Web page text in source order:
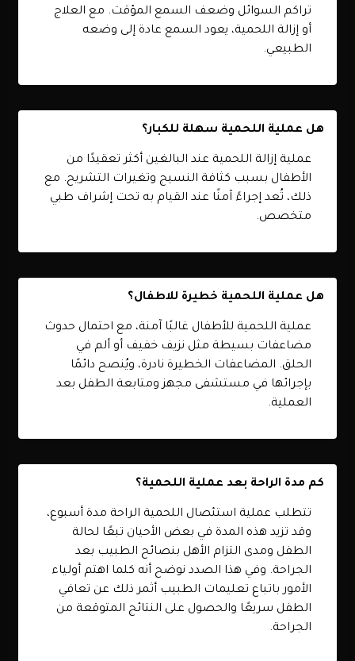
تراكم السوائل وضعف السمع المؤقت. مع العلاج
أو إزالة اللحمية، يعود السمع عادة إلى وضعه
الطبيعي.
هل عملية اللحمية سهلة للكبار؟
عملية إزالة اللحمية عند البالغين أكثر تعقيدًا من
الأطفال بسبب كثافة النسيج وتغيرات التشريح. مع
ذلك، تُعد إجراءً آمنًا عند القيام به تحت إشراف طبي
متخصص.
هل عملية اللحمية خطيرة للاطفال؟
عملية اللحمية للأطفال غالبًا آمنة، مع احتمال حدوث
مضاعفات بسيطة مثل نزيف خفيف أو ألم في
الحلق. المضاعفات الخطيرة نادرة، ويُنصح دائمًا
بإجرائها في مستشفى مجهز ومتابعة الطفل بعد
العملية.
كم مدة الراحة بعد عملية اللحمية؟
تتطلب عملية استئصال اللحمية الراحة مدة أسبوع،
وقد تزيد هذه المدة في بعض الأحيان تبعًا لحالة
الطفل ومدى التزام الأهل بنصائح الطبيب بعد
الجراحة. وفي هذا الصدد نوضح أنه كلما اهتم أولياء
الأمور باتباع تعليمات الطبيب أثمر ذلك عن تعافي
الطفل سريعًا والحصول على النتائج المتوقعة من
الجراحة.